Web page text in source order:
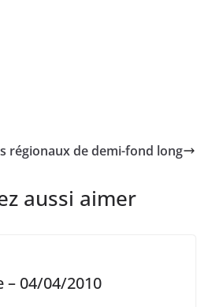
régionaux de demi-fond long
aussi aimer
– 04/04/2010